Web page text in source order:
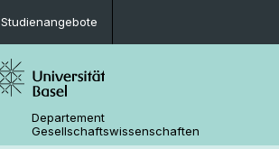
Studienangebote
Departement
Gesellschaftswissenschaften